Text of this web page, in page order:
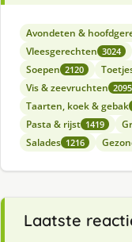
Avondeten &
Vleesgerechten 3024
Soepen 2120
Vis & zeevruchten 2095
Taarten, koek & gebak
Pasta & rijst 1419
Salades 1216
Laatste